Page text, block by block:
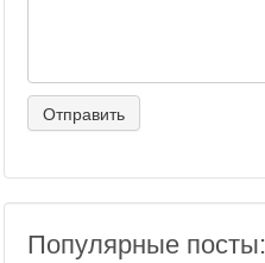
Популярные посты: